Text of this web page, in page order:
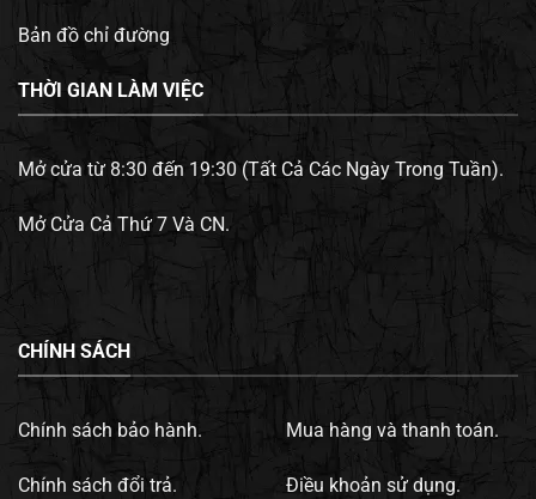
Bản đồ chỉ đường
THỜI GIAN LÀM VIỆC
Mở cửa từ 8:30 đến 19:30 (Tất Cả Các Ngày Trong Tuần).
Mở Cửa Cả Thứ 7 Và CN.
CHÍNH SÁCH
Chính sách bảo hành.
Chính sách đổi trả.
Mua hàng và thanh toán.
Điều khoản sử dụng.